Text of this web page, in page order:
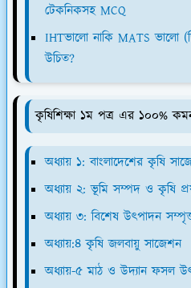
টেকনিকসহ MCQ
IHTভালো নাকি MATS ভালো
উচিত?
কৃষিশিক্ষা ১ম পত্র এর ১০০%
অধ্যায় ১: বাংলাদেশের কৃষি
অধ্যায় ২: ভূমি সম্পদ ও কৃষি
অধ্যায় ৩: বিশেষ উৎপাদন
অধ্যায়:৪ কৃষি জলবায়ু সাজেশন
অধ্যায়-৫ মাঠ ও উদ্যান ফসল